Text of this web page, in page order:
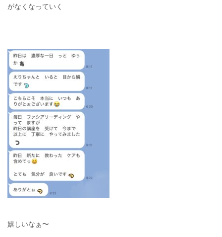
がなくなっていく
嬉しいなぁ〜